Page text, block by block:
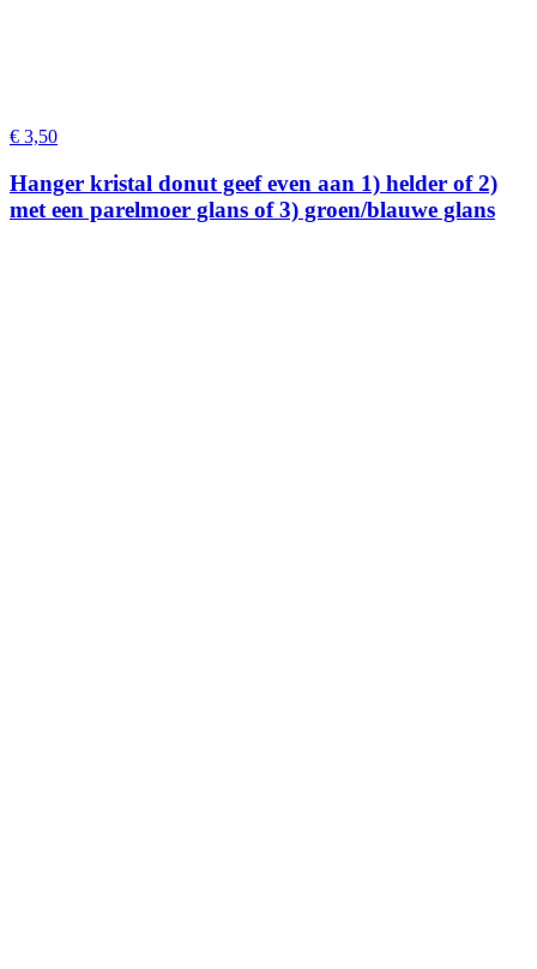
€ 3,50
Hanger kristal donut geef even aan 1) helder of 2)
met een parelmoer glans of 3) groen/blauwe glans